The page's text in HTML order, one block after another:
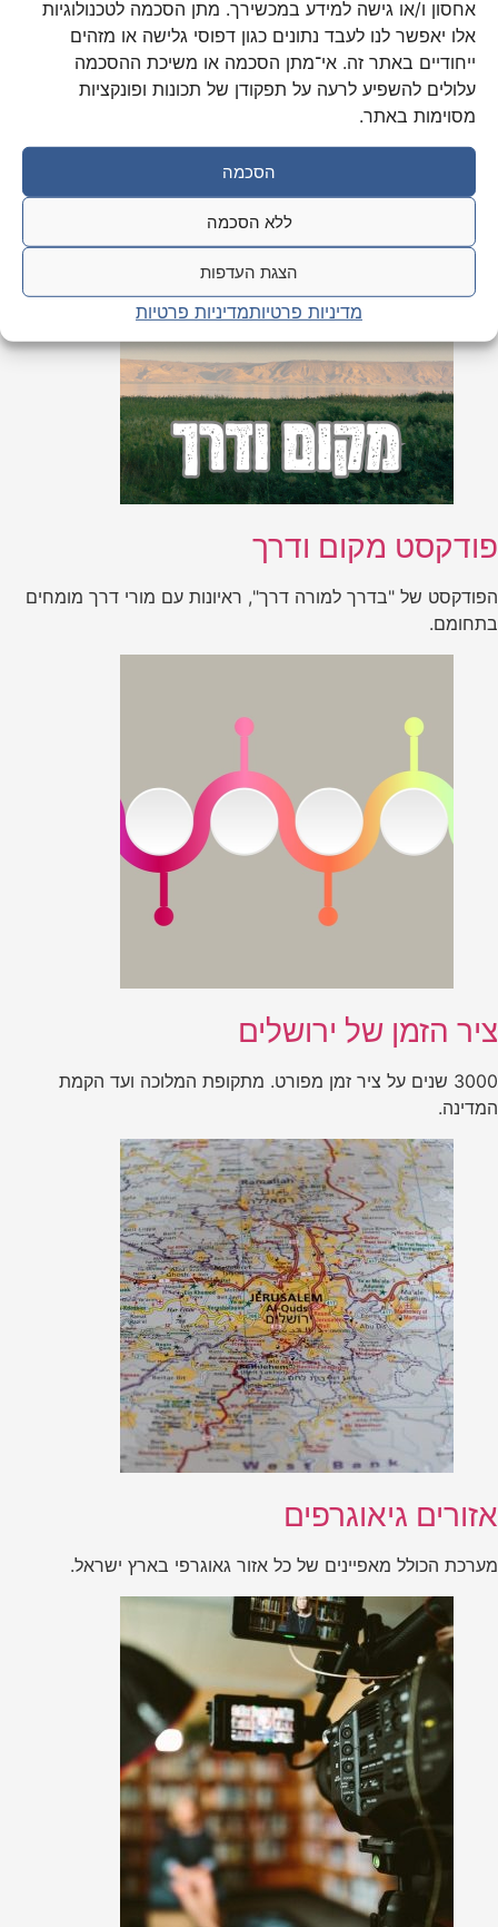
אחסון ו/או גישה למידע במכשירך. מתן הסכמה לטכנולוגיות
אלו יאפשר לנו לעבד נתונים כגון דפוסי גלישה או מזהים
ייחודיים באתר זה. אי־מתן הסכמה או משיכת ההסכמה
עלולים להשפיע לרעה על תפקודן של תכונות ופונקציות
מסוימות באתר.
הסכמה
ללא הסכמה
הצגת העדפות
מדיניות פרטיותמדיניות פרטיות
שאלות ממבחנים בע"פ
פודקסט מקום ודרך
הפודקסט של "בדרך למורה דרך", ראיונות עם מורי דרך מומחים
בתחומם.
ציר הזמן של ירושלים
3000 שנים על ציר זמן מפורט. מתקופת המלוכה ועד הקמת
המדינה.
אזורים גיאוגרפים
מערכת הכולל מאפיינים של כל אזור גאוגרפי בארץ ישראל.